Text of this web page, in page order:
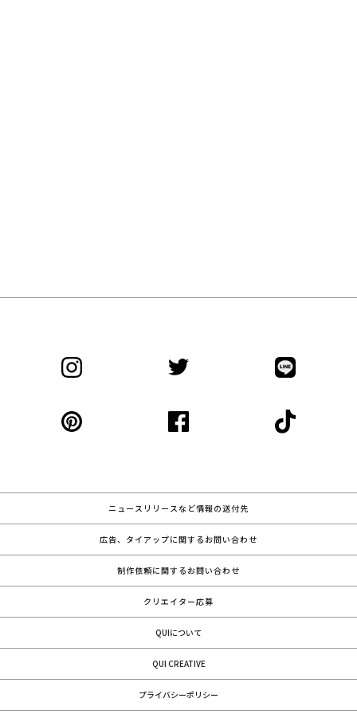
ニュースリリースなど情報の送付先
広告、タイアップに関するお問い合わせ
制作依頼に関するお問い合わせ
クリエイター応募
QUIについて
QUI CREATIVE
プライバシーポリシー